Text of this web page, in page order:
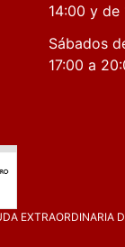
14:00 y de
Sábados
17:00 a
EXTRAORDINARIA